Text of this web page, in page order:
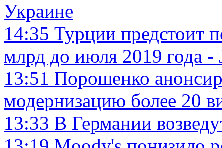
Украине
14:35 Турции предстоит
млрд до июля 2019 года -
13:51 Порошенко
модернизацию более 20
13:33 В Германии